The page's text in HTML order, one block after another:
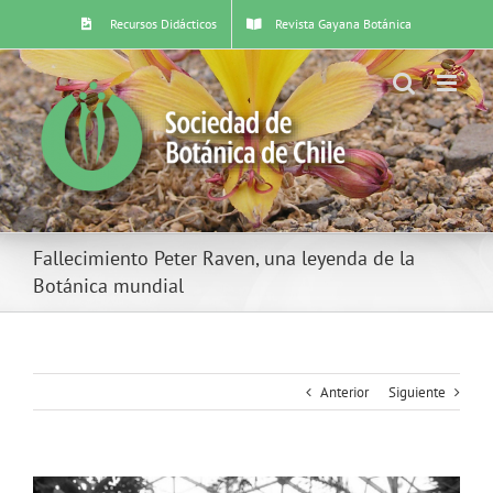
content
Recursos Didácticos Revista Gayana Botánica
Fallecimiento Peter Raven, una leyenda de la
Botánica mundial
Anterior Siguiente
Ver